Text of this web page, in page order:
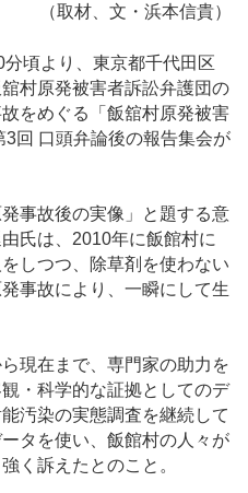
（取材、文・浜本信貴）
頃より、東京都千代田区
村原発被害者訴訟弁護団の
をめぐる「飯舘村原発被害
回 口頭弁論後の報告集会が
事故後の実像」と題する意
氏は、2010年に飯館村に
しつつ、除草剤を使わない
事故により、一瞬にして生
現在まで、専門家の助力を
・科学的な証拠としてのデ
汚染の実態調査を継続して
タを使い、飯館村の人々が
く訴えたとのこと。